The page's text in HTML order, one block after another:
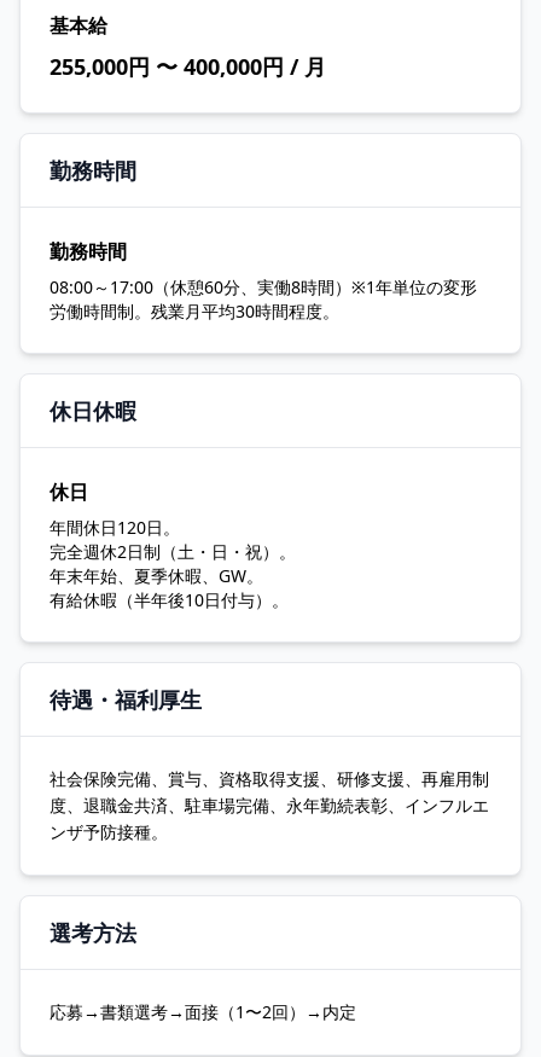
基本給
255,000円 〜 400,000円 / 月
勤務時間
勤務時間
08:00～17:00（休憩60分、実働8時間）※1年単位の変形
労働時間制。残業月平均30時間程度。
休日休暇
休日
年間休日120日。
完全週休2日制（土・日・祝）。
年末年始、夏季休暇、GW。
有給休暇（半年後10日付与）。
待遇・福利厚生
社会保険完備、賞与、資格取得支援、研修支援、再雇用制
度、退職金共済、駐車場完備、永年勤続表彰、インフルエ
ンザ予防接種。
選考方法
応募→書類選考→面接（1〜2回）→内定